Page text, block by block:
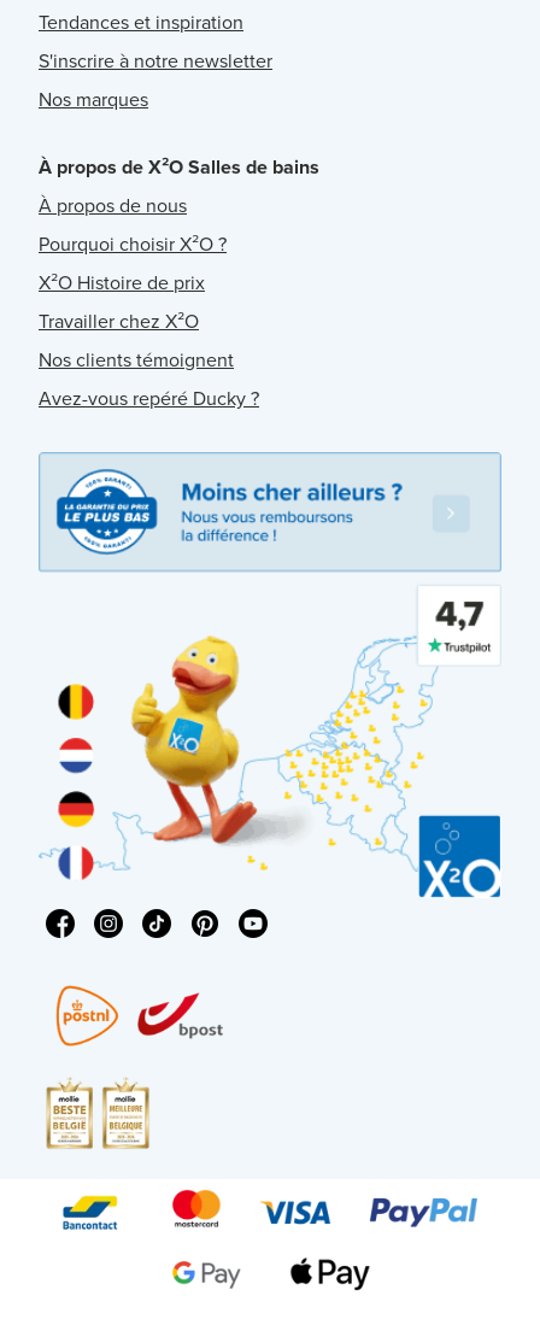
Tendances et inspiration
S'inscrire à notre newsletter
Nos marques
À propos de X²O Salles de bains
À propos de nous
Pourquoi choisir X²O ?
X²O Histoire de prix
Travailler chez X²O
Nos clients témoignent
Avez-vous repéré Ducky ?